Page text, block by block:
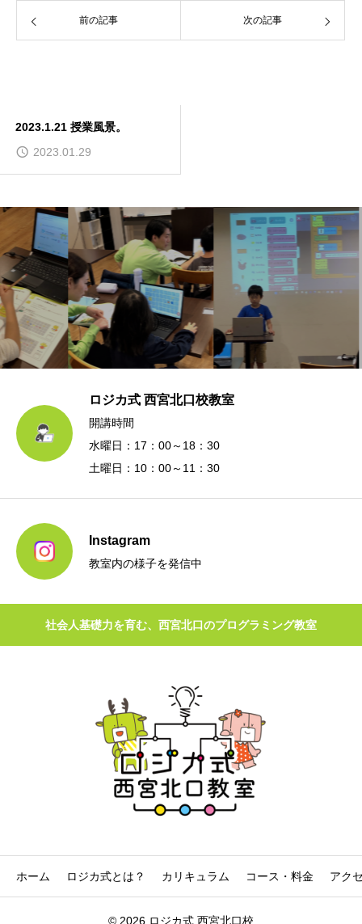
前の記事 次の記事
2023.1.21 授業風景。
2023.01.29
ロジカ式 西宮北口校教室
開講時間
水曜日：17：00～18：30
土曜日：10：00～11：30
Instagram
教室内の様子を発信中
社会人基礎力を育む、西宮北口のプログラミング教室
ホーム ロジカ式とは？ カリキュラム コース・料金 アク
© 2026 ロジカ式 西宮北口校